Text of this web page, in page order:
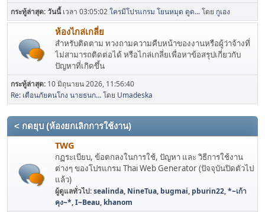
กระทู้ล่าสุด:วันนี้เวลา 03:05:02ใครมีโปรแกรม โยนหมุด ดูด...โดย กูเอง
ห้องไกล่เกลี่ย
สำหรับติดตาม ทวงถามความคืบหน้าของงานหรือผู้ว่าจ้างที่
ไม่สามารถติดต่อได้ หรือไกล่เกลี่ยเพื่อหาข้อสรุปเกี่ยวกับ
ปัญหาที่เกิดขึ้น
กระทู้ล่าสุด: 10 มิถุนายน 2026, 11:56:40
Re: เตือนภัยคนโกง นายธนก...โดย Umadeska
< กดยุบ (ห้องยกเลิกการใช้งาน)
TWG
กฏระเบียบ, ข้อตกลงในการใช้, ปัญหา และ วิธีการใช้งาน
ต่างๆ ของโปรแกรม Thai Web Generator (ปัจจุบันปิดตัวไป
แล้ว)
ผู้ดูแลทั่วไป:sealinda, NineTua, bugmai, pburin22,*~เก้า
คุง~*,I~Beau, khanom